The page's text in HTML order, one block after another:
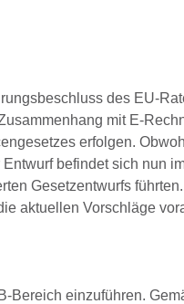
des EU-
mit E-
erfolgen.
befindet sich nun
Gesetzentwurfs
aktuellen Vorschläge
einzuführen.